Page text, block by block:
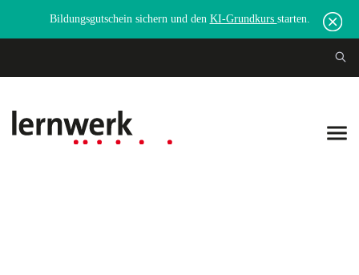
Bildungsgutschein sichern und den KI-Grundkurs starten.